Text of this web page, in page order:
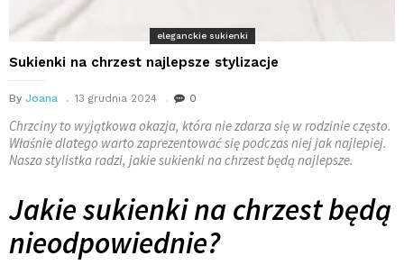
eleganckie sukienki
Sukienki na chrzest najlepsze stylizacje
By Joana 13 grudnia 2024 0
Chrzciny to wyjątkowa okazja, która nie zdarza się w rodzinie często.
Właśnie dlatego warto zaprezentować się podczas niej jak najlepiej.
Nasza stylistka radzi, jakie sukienki na chrzest będą najlepsze.
Jakie sukienki na chrzest będą
nieodpowiednie?